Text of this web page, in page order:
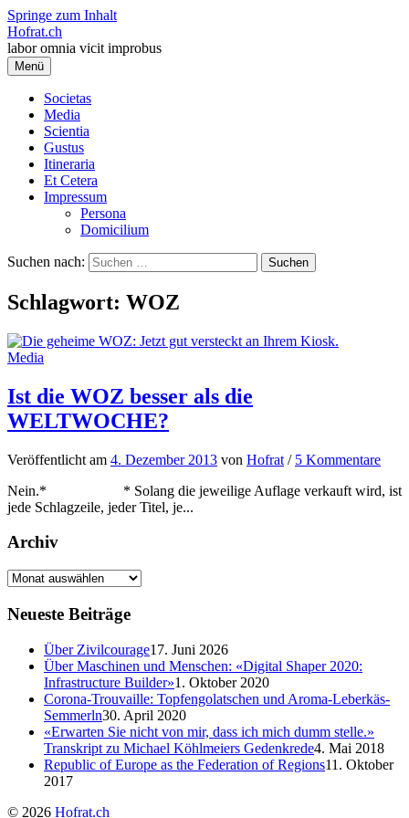
Springe zum Inhalt
Hofrat.ch
labor omnia vicit improbus
Menü
Societas
Media
Scientia
Gustus
Itineraria
Et Cetera
Impressum
Persona
Domicilium
Suchen nach:
Schlagwort: WOZ
Media
Ist die WOZ besser als die
WELTWOCHE?
Veröffentlicht am 4. Dezember 2013 von Hofrat / 5 Kommentare
Nein.* * Solang die jeweilige Auflage verkauft wird, ist
jede Schlagzeile, jeder Titel, je...
Archiv
Neueste Beiträge
Über Zivilcourage17. Juni 2026
Über Maschinen und Menschen: «Digital Shaper 2020:
Infrastructure Builder»1. Oktober 2020
Corona-Trouvaille: Topfengolatschen und Aroma-Leberkäs-
Semmerln30. April 2020
«Erwarten Sie nicht von mir, dass ich mich dumm stelle.»
Transkript zu Michael Köhlmeiers Gedenkrede4. Mai 2018
Republic of Europe as the Federation of Regions11. Oktober
2017
© 2026 Hofrat.ch